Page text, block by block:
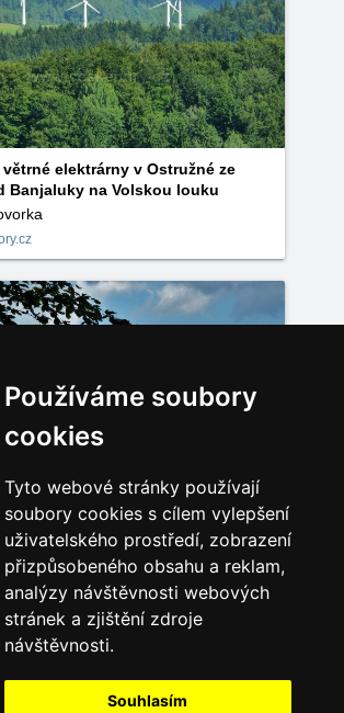
Používáme soubory
cookies
Tyto webové stránky používají
soubory cookies s cílem vylepšení
uživatelského prostředí, zobrazení
přizpůsobeného obsahu a reklam,
analýzy návštěvnosti webových
stránek a zjištění zdroje
návštěvnosti.
Souhlasím
elektrárny v Ostružné ze
Banjaluky na Volskou louku
elektrárny v Ostružné ze
Banjaluky na Volskou louku